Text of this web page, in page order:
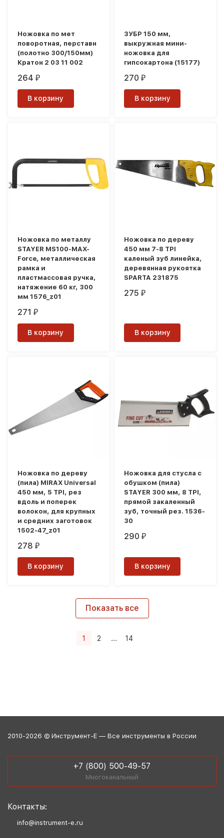
Ножовка по мет
поворотная, перставн
(полотно 300/150мм)
Кратон 2 03 11 002
264₽
В корзину
ЗУБР 150 мм,
выкружная мини-
ножовка для
гипсокартона (15177)
270₽
В корзину
Ножовка по металлу
STAYER MS100-MAX-
Force, металлическая
рамка и
пластмассовая ручка,
натяжение 60 кг, 300
мм 1576_z01
271₽
В корзину
Ножовка по дереву
450 мм 7-8 ТРI
каленый зуб линейка,
деревянная рукоятка
SPARTA 231875
275₽
В корзину
Ножовка по дереву
(пила) MIRAX Universal
450 мм, 5 TPI, рез
вдоль и поперек
волокон, для крупных
и средних заготовок
1502-47_z01
278₽
В корзину
Ножовка для стусла c
обушком (пила)
STAYER 300 мм, 8 TPI,
прямой закаленный
зуб, точный рез. 1536-
30
290₽
В корзину
Показать все
1 2 ... 14
2010-2026 © Инструмент-Е — Все инструменты в России
+7 (800) 500-49-57
Многоканальный
Контакты:
info@instrument-e.ru